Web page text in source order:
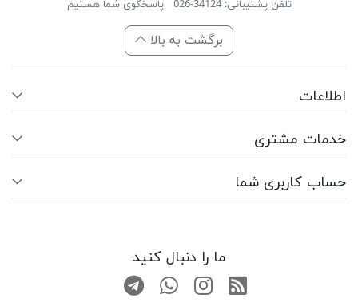
تلفن پشتیبانی: 34124-026 پاسخگوی شما هستیم
برگشت به بالا
اطلاعات
خدمات مشتری
حساب کاربری شما
ما را دنبال کنید
RSS صفحه اینستاگرام
تماس با واتس اپ
کانال تلگرام